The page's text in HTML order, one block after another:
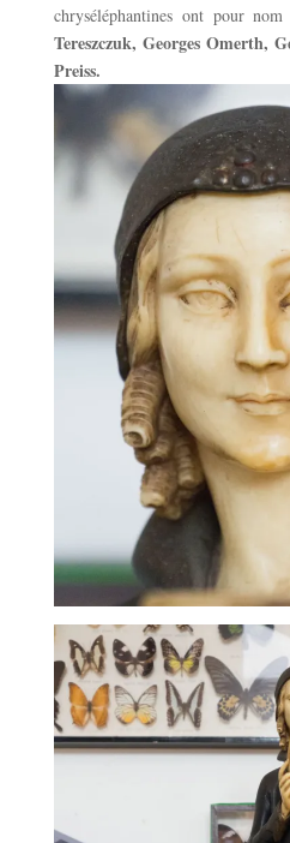
chryséléphantines ont pour
Tereszczuk, Georges Omerth,
Preiss.